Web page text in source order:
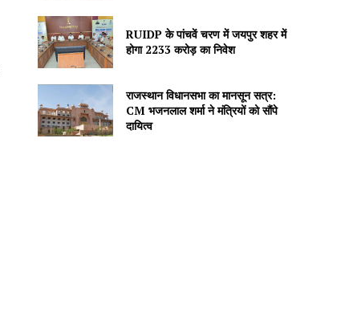
RUIDP के पांचवें चरण में जयपुर शहर में
होगा 2233 करोड़ का निवेश
राजस्थान विधानसभा का मानसून सत्र:
CM भजनलाल शर्मा ने मंत्रियों को सौंपे
दायित्व